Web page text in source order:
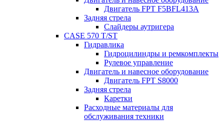
Двигатель FPT F5BFL413A
Задняя стрела
Слайдеры аутригера
CASE 570 T/ST
Гидравлика
Гидроцилиндры и ремкомплекты
Рулевое управление
Двигатель и навесное оборудование
Двигатель FPT S8000
Задняя стрела
Каретки
Расходные материалы для
обслуживания техники